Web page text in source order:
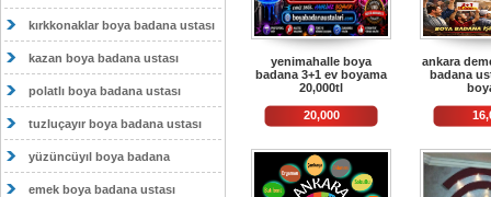
kırkkonaklar boya badana ustası
kazan boya badana ustası
polatlı boya badana ustası
tuzluçayır boya badana ustası
yüzüncüyıl boya badana
emek boya badana ustası
yenimahalle boya
badana 3+1 ev boyama
20,000tl
20,000
ankara
badana